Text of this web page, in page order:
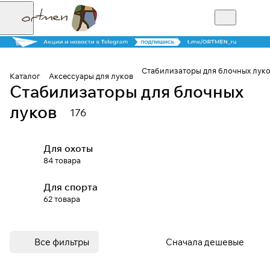
Каталог Аксессуары для луков
Стабилизаторы для блочных
Стабилизаторы для блочных
луков
176
Для охоты
84 товара
Для спорта
62 товара
Все фильтры Сначала дешевые
Для клиентов всех банков
оплату на части
Сегодня
Добавляйте товары